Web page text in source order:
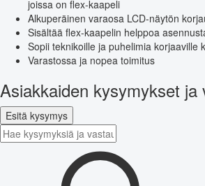
joissa on flex-kaapeli
Alkuperäinen varaosa LCD-näytön
Sisältää flex-kaapelin helppoa
Sopii teknikoille ja puhelimia korjaaville
Varastossa ja nopea toimitus
Asiakkaiden kysymykset ja
Esitä kysymys